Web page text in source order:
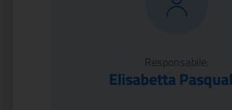
Responsabile:
Elisabetta